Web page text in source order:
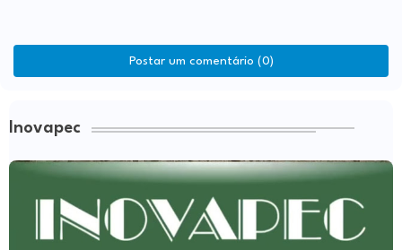
Postar um comentário (0)
Inovapec